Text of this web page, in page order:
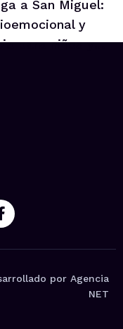
a San Miguel:
y
para niños y
por Agencia
NET